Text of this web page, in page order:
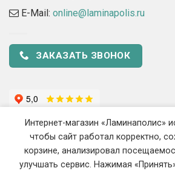
E-Mail: online@laminapolis.ru
ЗАКАЗАТЬ ЗВОНОК
Интернет-магазин «Ламинаполис»
чтобы сайт работал корректно,
корзине, анализировал
улучшать сервис. Нажимая